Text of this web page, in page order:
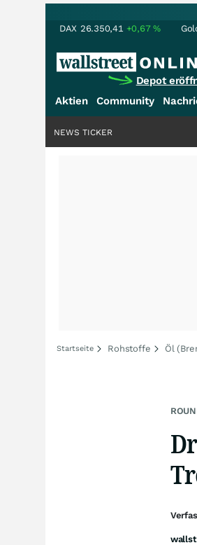
DAX 26.350,41 +0,67%
Depot
Aktien Community
NEWS TICKER
Startseite Rohstoffe Öl